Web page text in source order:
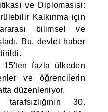
ve Diplomasisi:
Kalkınma için
bilimsel ve
Bu, devlet haber
15'ten fazla ülkeden
ve öğrencilerin
düzenleniyor.
30.